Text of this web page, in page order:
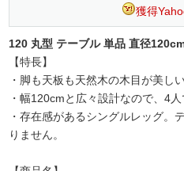
獲得
120 丸型 テーブル 単品 直径
【特長】
・脚も天板も天然木の木目が美し
・幅120cmと広々設計なので、4
・存在感があるシングルレッグ。
りません。